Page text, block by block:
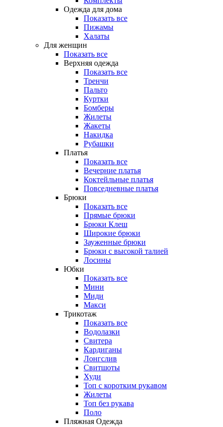
Одежда для дома
Показать все
Пижамы
Халаты
Для женщин
Показать все
Верхняя одежда
Показать все
Тренчи
Пальто
Куртки
Бомберы
Жилеты
Жакеты
Накидка
Рубашки
Платья
Показать все
Вечерние платья
Коктейльные платья
Повседневные платья
Брюки
Показать все
Прямые брюки
Брюки Клеш
Широкие брюки
Зауженные брюки
Брюки с высокой талией
Лосины
Юбки
Показать все
Мини
Миди
Макси
Трикотаж
Показать все
Водолазки
Свитера
Кардиганы
Лонгслив
Свитшоты
Худи
Топ с коротким рукавом
Жилеты
Топ без рукава
Поло
Пляжная Одежда